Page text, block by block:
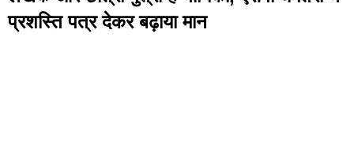
प्रशस्ति पत्र देकर बढ़ाया मान